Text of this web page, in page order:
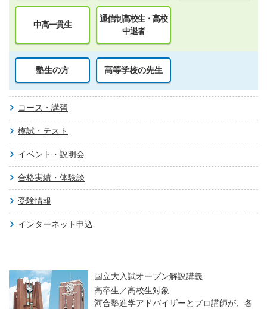
中高一貫生
通信制高校生・高校
中退者
塾生の方 高等学校の先生
コース・講習
模試・テスト
イベント・説明会
合格実績・体験談
受験情報
インターネット申込
国立大入試オープン解説講義
高卒生／高校生対象
河合塾進学アドバイザーとプロ講師が、各